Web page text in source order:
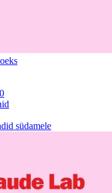
südamele